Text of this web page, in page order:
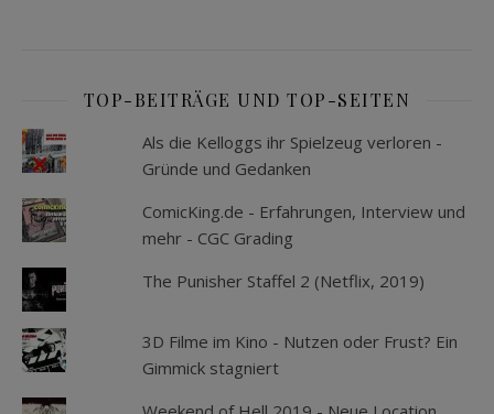
TOP-BEITRÄGE UND TOP-SEITEN
Als die Kelloggs ihr Spielzeug verloren -
Gründe und Gedanken
ComicKing.de - Erfahrungen, Interview und
mehr - CGC Grading
The Punisher Staffel 2 (Netflix, 2019)
3D Filme im Kino - Nutzen oder Frust? Ein
Gimmick stagniert